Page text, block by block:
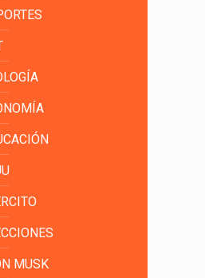
MUSK